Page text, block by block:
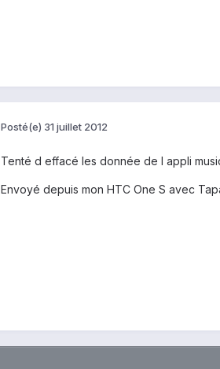
Posté(e) 31 juillet 2012
Tenté d effacé les donnée de l appli
Envoyé depuis mon HTC One S avec